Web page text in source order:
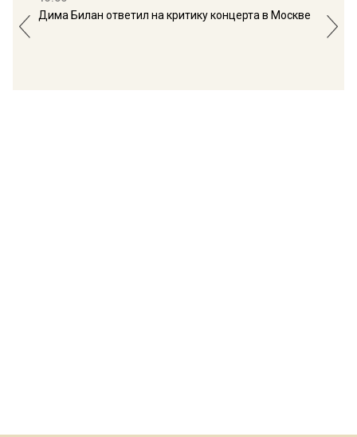
Дима Билан ответил на критику концерта в Москве